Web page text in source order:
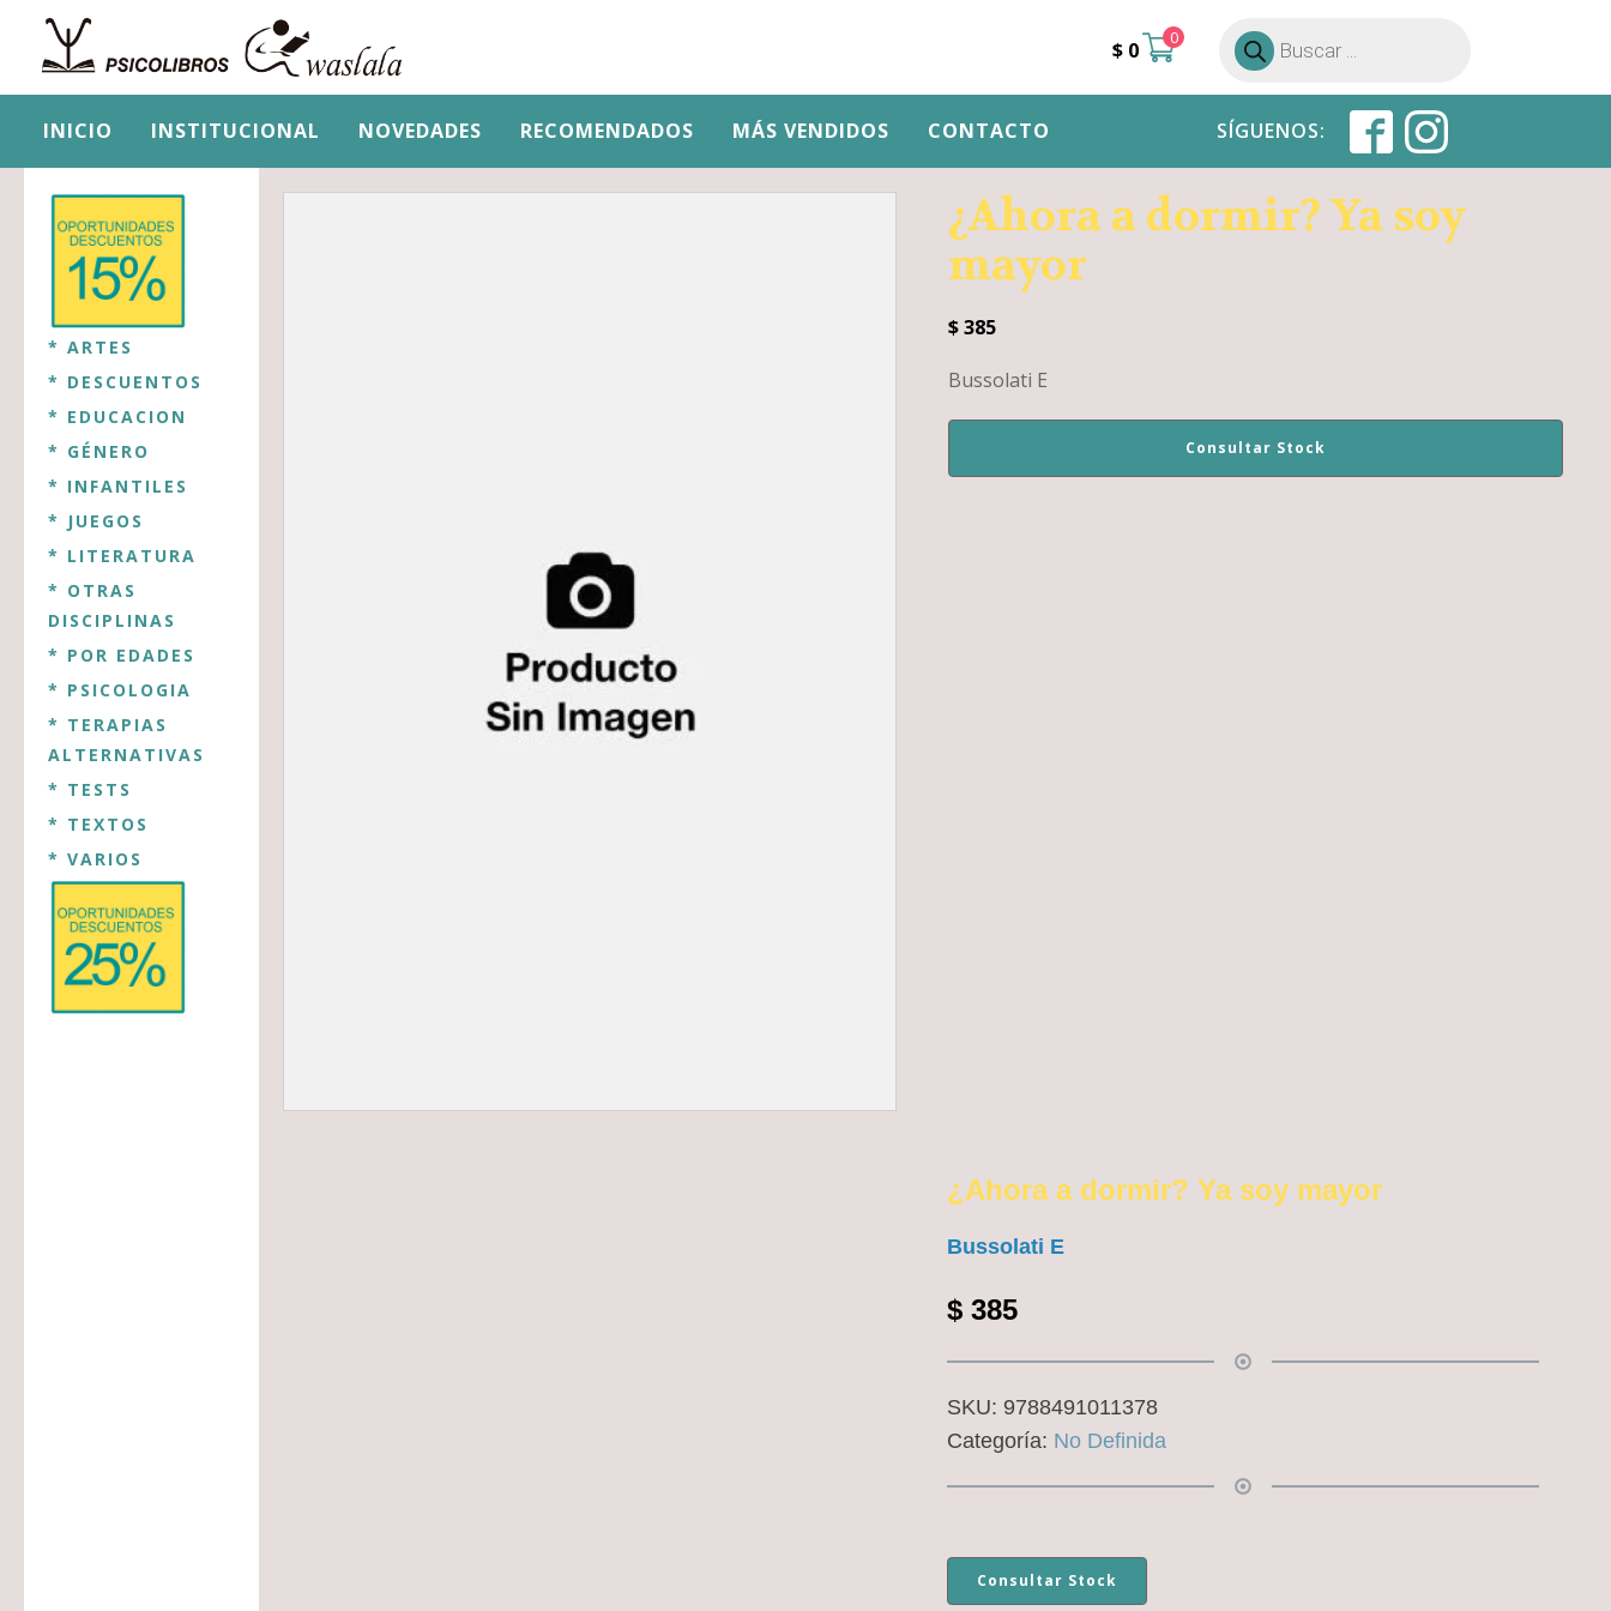
$ 0 0
Búsqueda
de
productos
INICIO INSTITUCIONAL NOVEDADES RECOMENDADOS MÁS VENDIDOS CONTACTO SÍGUENOS:
* ARTES
* DESCUENTOS
* EDUCACION
* GÉNERO
* INFANTILES
* JUEGOS
* LITERATURA
* OTRAS
DISCIPLINAS
* POR EDADES
* PSICOLOGIA
* TERAPIAS
ALTERNATIVAS
* TESTS
* TEXTOS
* VARIOS
¿Ahora a dormir? Ya soy
mayor
$385
Bussolati E
Consultar Stock
¿Ahora a dormir? Ya soy mayor
Bussolati E
$385
SKU: 9788491011378
Categoría: No Definida
Consultar Stock